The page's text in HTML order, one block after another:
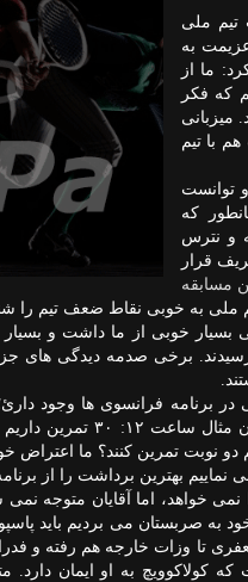
تیم ملی
به
ما از
كه فكر
میزبانی
با تیم
توانست
كه
و نترس
قرار
مسابقه
ملی به خوبی نقاط ضعف تیم را
بسیار خوبی از ما داشت و
رسیدند. برخی صدمه دیدگی های
برنامه فرانسوی ها وجود
نوبت تمرین كنند؟ ما اعتراض
نماییم بهترین برداشت را از
خواهد، اما آقایان متوجه نمی
به صربستان می بردیم باید
تا وزات خارجه هم رفته و
كه كولاكوویچ به او ایمان